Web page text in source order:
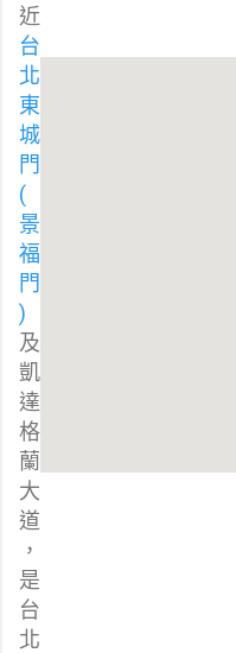
近
台
北
東
城
門
(
景
福
門
)
及
凱
達
格
蘭
大
道
，
是
台
北